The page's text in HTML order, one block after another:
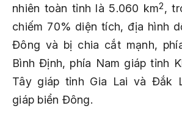
nhiên toàn tỉnh là 5.060 km2,
chiếm 70% diện tích, địa hình
Đông và bị chia cắt mạnh,
Bình Định, phía Nam giáp tỉnh
Tây giáp tỉnh Gia Lai và Đắk
giáp biển Đông.